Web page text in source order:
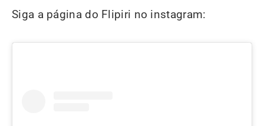
Siga a página do Flipiri no instagram: